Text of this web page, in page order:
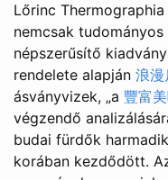
Lőrinc
nemcsak
népszerűsítő
rendelete alapján 浪漫
ásványvizek, „a 豐富
végzendő
budai fürdők
korában kezdődött.